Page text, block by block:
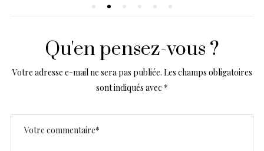
Qu'en pensez-vous ?
Votre adresse e-mail ne sera pas publiée. Les champs obligatoires
sont indiqués avec *